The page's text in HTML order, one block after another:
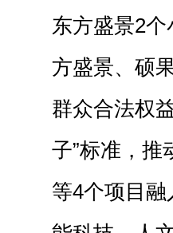
东方盛景2
方盛景、硕
群众合法权
子”标准，推
等4个项目融